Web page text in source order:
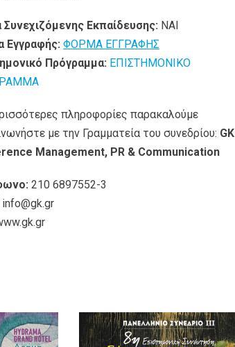
Συνεχιζόμενης Εκπαίδευσης: ΝΑΙ
Εγγραφής: ΦΟΡΜΑ ΕΓΓΡΑΦΗΣ
Πρόγραμμα: ΕΠΙΣΤΗΜΟΝΙΚΟ
πληροφορίες παρακαλούμε
με την Γραμματεία του συνεδρίου: GK
Management, PR & Communication
210 6897552-3
info@gk.gr